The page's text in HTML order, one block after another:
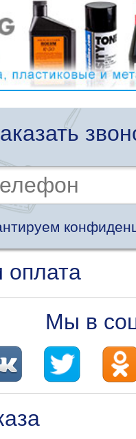
оплата
Мы в